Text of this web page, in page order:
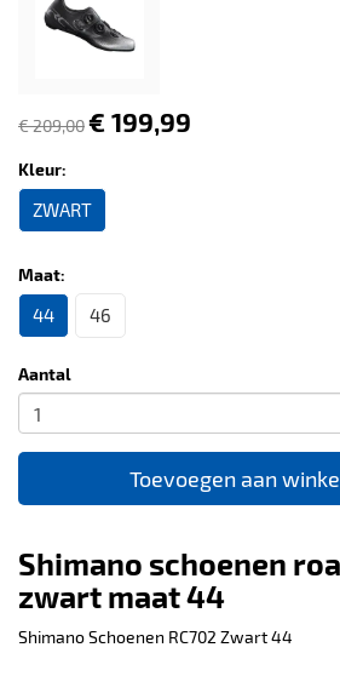
€ 209,00€ 199,99
Kleur:
ZWART
Maat:
44 46
Aantal
Toevoegen aan
Shimano schoenen
zwart maat 44
Shimano Schoenen RC702 Zwart 44